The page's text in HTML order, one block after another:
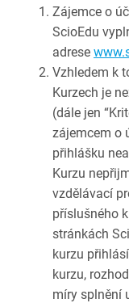
Zájemce o
ScioEdu
adrese
Vzhledem k
Kurzech je
(dále jen
zájemcem o
přihlášku
Kurzu
vzdělávací
příslušného
stránkách
kurzu
kurzu,
míry splnění